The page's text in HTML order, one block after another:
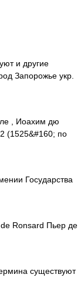
и другие
Запорожье укр.
, Иоахим дю
(1525&#160; по
Государства
Ronsard Пьер де
существуют